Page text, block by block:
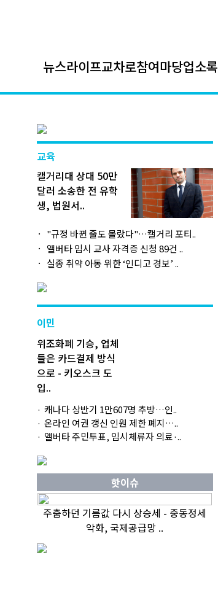
뉴스라이프교차로참여마당업소록
교육
캘거리대 상대 50만
달러 소송한 전 유학
생, 법원서..
"규정 바뀐 줄도 몰랐다"…캘거리 포티..
앨버타 임시 교사 자격증 신청 89건 ..
실종 취약 아동 위한 ‘인디고 경보’ ..
이민
위조화폐 기승, 업체
들은 카드결제 방식
으로 - 키오스크 도
입..
캐나다 상반기 1만607명 추방…인..
온라인 여권 갱신 인원 제한 폐지…..
앨버타 주민투표, 임시체류자 의료·..
핫이슈
주춤하던 기름값 다시 상승세 - 중동정세
악화, 국제공급망 ..